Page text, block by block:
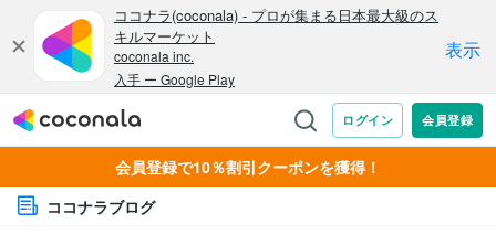
会員登録で10％割引クーポンを獲得！
ココナラブログ